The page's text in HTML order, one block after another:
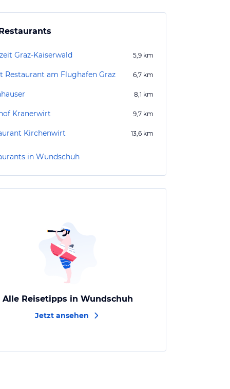
Graz-Kaiserwald 5,9 km
Restaurant am Flughafen Graz 6,7 km
8,1 km
Kranerwirt 9,7 km
Kirchenwirt 13,6 km
in Wundschuh
Alle Reisetipps in Wundschuh
Jetzt ansehen